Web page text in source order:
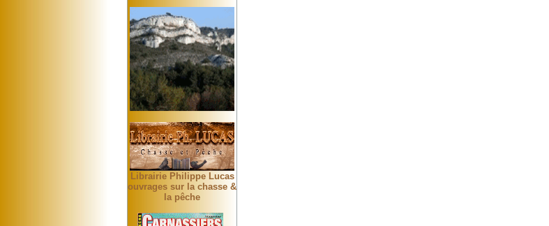
Librairie Philippe Lucas
ouvrages sur la chasse &
la pêche